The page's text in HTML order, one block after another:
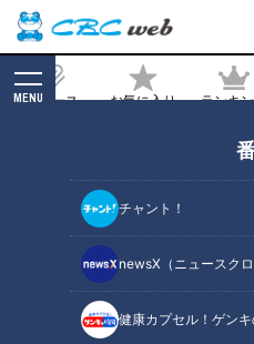
ニュース お気に入り ランキ
MENU
チャント！
newsX（ニュースクロ
健康カプセル！ゲン
台ラーメン」は熱々
2024/01/23 10:40